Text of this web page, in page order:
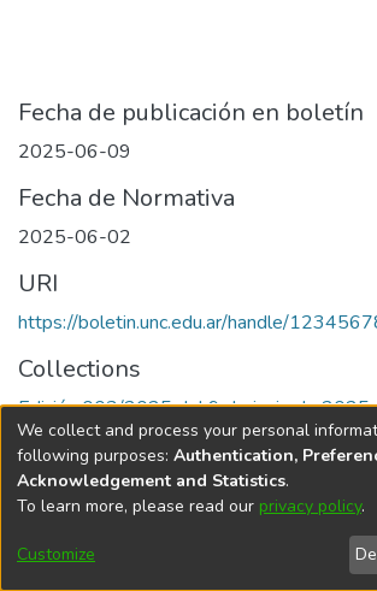
Fecha de publicación en boletín
2025-06-09
Fecha de Normativa
2025-06-02
URI
https://boletin.unc.edu.ar/handle/
Collections
Edición 003/2025 del 9 de junio de 2025
Universidad Nacional de
We collect and process your personal
following purposes: Authentication,
Acknowledgement and Statistics.
To learn more, please read our privacy policy.
Customize